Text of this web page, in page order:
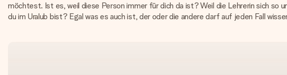
möchtest. Ist es, weil diese Person immer für dich da ist? Weil die Lehrerin sich so
du im Uralub bist? Egal was es auch ist, der oder die andere darf auf jeden Fall